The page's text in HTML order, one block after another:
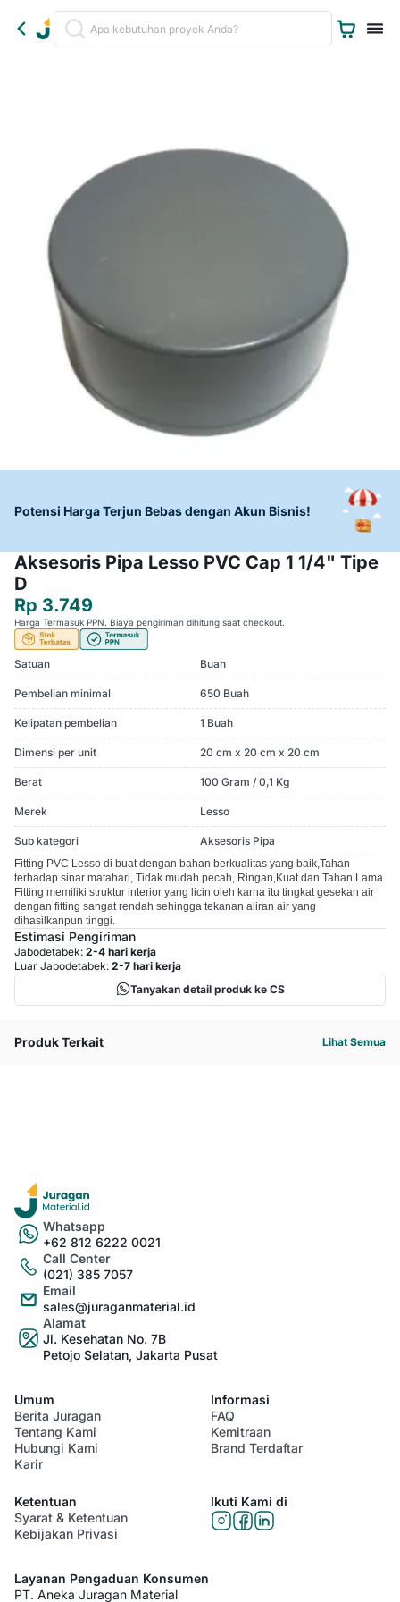
Potensi Harga Terjun Bebas dengan Akun Bisnis!
Aksesoris Pipa Lesso PVC Cap 1 1/4" Tipe
D
Rp 3.749
Harga Termasuk PPN. Biaya pengiriman dihitung saat checkout.
Satuan Buah
Pembelian minimal 650 Buah
Kelipatan pembelian 1 Buah
Dimensi per unit 20 cm x 20 cm x 20 cm
Berat 100 Gram / 0,1 Kg
Merek Lesso
Sub kategori Aksesoris Pipa
Fitting PVC Lesso di buat dengan bahan berkualitas yang baik,Tahan
terhadap sinar matahari, Tidak mudah pecah, Ringan,Kuat dan Tahan Lama
Fitting memiliki struktur interior yang licin oleh karna itu tingkat gesekan air
dengan fitting sangat rendah sehingga tekanan aliran air yang
dihasilkanpun tinggi.
Estimasi Pengiriman
Jabodetabek: 2-4 hari kerja
Luar Jabodetabek: 2-7 hari kerja
Tanyakan detail produk ke CS
Produk Terkait Lihat Semua
Whatsapp
+62 812 6222 0021
Call Center
(021) 385 7057
Email
sales@juraganmaterial.id
Alamat
Jl. Kesehatan No. 7B
Petojo Selatan, Jakarta Pusat
Umum
Berita Juragan
Tentang Kami
Hubungi Kami
Karir
Informasi
FAQ
Kemitraan
Brand Terdaftar
Ketentuan
Syarat & Ketentuan
Kebijakan Privasi
Ikuti Kami di
Layanan Pengaduan Konsumen
PT. Aneka Juragan Material